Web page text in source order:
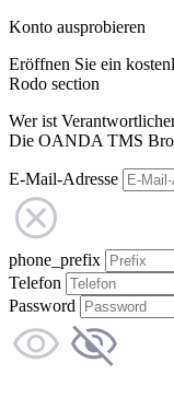
Konto ausprobieren
Eröffnen Sie ein
Rodo section
Wer ist
Die OANDA TMS
E-Mail-Adresse
phone_prefix
Telefon
Password